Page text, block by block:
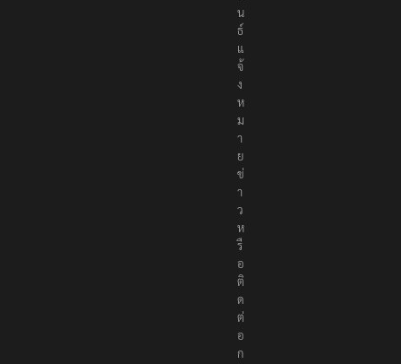
ม
พั
น
ธ์
แ
จ้
ง
ห
ม
า
ย
ข่
า
ว
ห
รื
อ
ติ
ด
ต่